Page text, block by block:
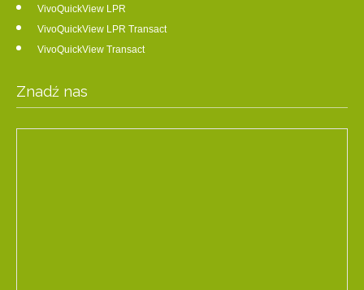
VivoQuickView LPR
VivoQuickView LPR Transact
VivoQuickView Transact
Znadź nas